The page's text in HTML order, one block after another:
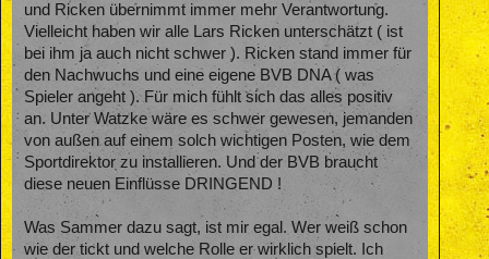
und Ricken übernimmt immer mehr Verantwortung.
Vielleicht haben wir alle Lars Ricken unterschätzt ( ist
bei ihm ja auch nicht schwer ). Ricken stand immer für
den Nachwuchs und eine eigene BVB DNA ( was
Spieler angeht ). Für mich fühlt sich das alles positiv
an. Unter Watzke wäre es schwer gewesen, jemanden
von außen auf einem solch wichtigen Posten, wie dem
Sportdirektor zu installieren. Und der BVB braucht
diese neuen Einflüsse DRINGEND !
Was Sammer dazu sagt, ist mir egal. Wer weiß schon
wie der tickt und welche Rolle er wirklich spielt. Ich